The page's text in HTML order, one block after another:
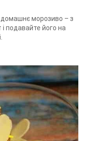
домашнє морозиво – з
і подавайте його на